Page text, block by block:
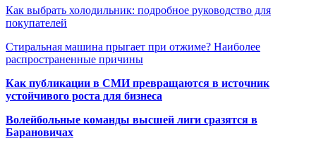
Как выбрать холодильник: подробное руководство для
покупателей
Стиральная машина прыгает при отжиме? Наиболее
распространенные причины
Как публикации в СМИ превращаются в источник
устойчивого роста для бизнеса
Волейбольные команды высшей лиги сразятся в
Барановичах